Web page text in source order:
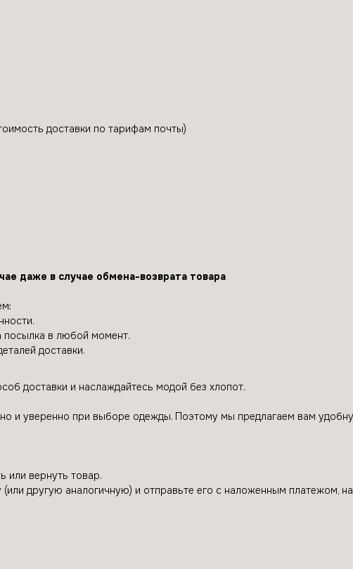
доставки по тарифам почты)
даже в случае обмена-возврата товара
посылка в любой момент.
доставки.
доставки и наслаждайтесь модой без хлопот.
и уверенно при выборе одежды. Поэтому мы предлагаем вам
или вернуть товар.
(или другую аналогичную) и отправьте его с наложенным платежом,